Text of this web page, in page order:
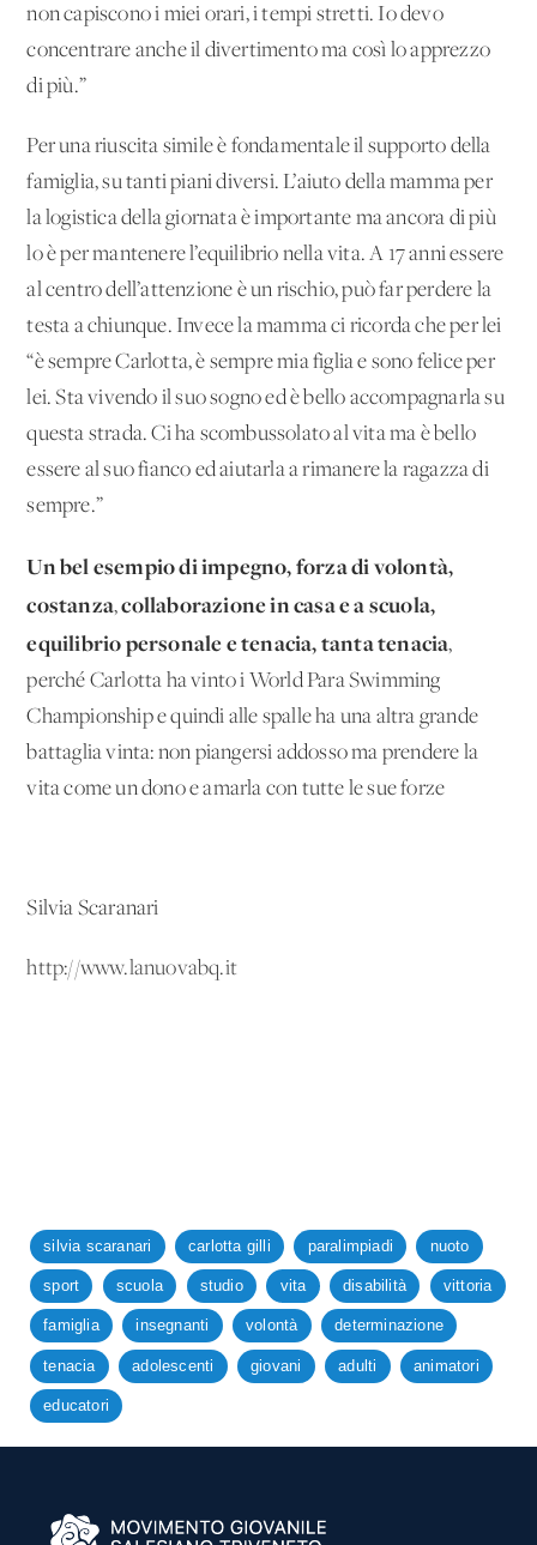
non capiscono i miei orari, i tempi stretti. Io devo
concentrare anche il divertimento ma così lo apprezzo
di più.”
Per una riuscita simile è fondamentale il supporto della
famiglia, su tanti piani diversi. L’aiuto della mamma per
la logistica della giornata è importante ma ancora di più
lo è per mantenere l’equilibrio nella vita. A 17 anni essere
al centro dell’attenzione è un rischio, può far perdere la
testa a chiunque. Invece la mamma ci ricorda che per lei
“è sempre Carlotta, è sempre mia figlia e sono felice per
lei. Sta vivendo il suo sogno ed è bello accompagnarla su
questa strada. Ci ha scombussolato al vita ma è bello
essere al suo fianco ed aiutarla a rimanere la ragazza di
sempre.”
Un bel esempio di impegno, forza di volontà,
costanza,collaborazione in casa e a scuola,
equilibrio personale e tenacia, tanta tenacia,
perché Carlotta ha vinto i World Para Swimming
Championship e quindi alle spalle ha una altra grande
battaglia vinta: non piangersi addosso ma prendere la
vita come un dono e amarla con tutte le sue forze
Silvia Scaranari
http://www.lanuovabq.it
silvia scaranari carlotta gilli paralimpiadi nuoto
sport scuola studio vita disabilità vittoria
famiglia insegnanti volontà determinazione
tenacia adolescenti giovani adulti animatori
educatori